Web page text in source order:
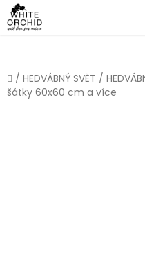
Přejít
na
obsah
Domů
/ HEDVÁBNÝ SVĚT /
šátky 60x60 cm a více